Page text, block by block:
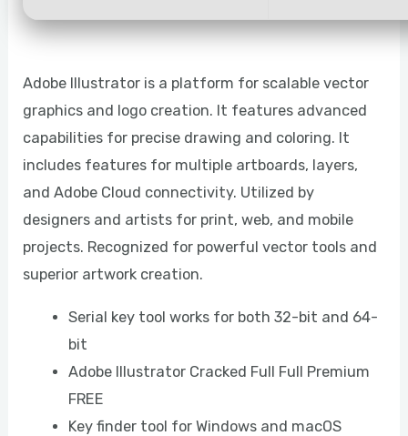
Adobe Illustrator is a platform for scalable vector
graphics and logo creation. It features advanced
capabilities for precise drawing and coloring. It
includes features for multiple artboards, layers,
and Adobe Cloud connectivity. Utilized by
designers and artists for print, web, and mobile
projects. Recognized for powerful vector tools and
superior artwork creation.
Serial key tool works for both 32-bit and 64-
bit
Adobe Illustrator Cracked Full Full Premium
FREE
Key finder tool for Windows and macOS